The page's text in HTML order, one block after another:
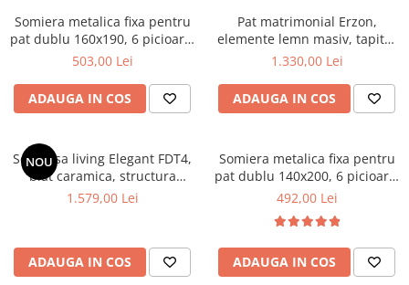
Seturi mobilier hol
Stender haine
Etajere
Mobilier gradinita
Mese gradinita
Scaune gradinita
Mobilier copii
Mobila camera copii
Somiera metalica fixa pentru
pat dublu 160x190, 6 picioare,
30 lamele lemn fag, benzi
negru
503,00 Lei
ADAUGA IN COS
Pat matrimonial Erzon,
elemente lemn masiv, tapitat
cu stofa, cu somiera,140x200
1.330,00 Lei
ADAUGA IN COS
NOU
Set masa living Elegant FDT4,
blat caramica, structura
metalica, 140x80x75 cm,
bej
1.579,00 Lei
ADAUGA IN COS
Somiera metalica fixa pentru
pat dublu 140x200, 6 picioare,
32 lamele lemn fag, benzi
negru
492,00 Lei
ADAUGA IN COS